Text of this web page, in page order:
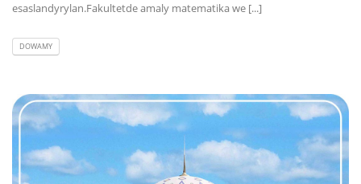
esaslandyrylan.Fakultetde amaly matematika we [...]
DOWAMY